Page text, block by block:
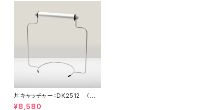
丼キャッチャー：DK2512 （定
価価格：13,200円）
¥8,580